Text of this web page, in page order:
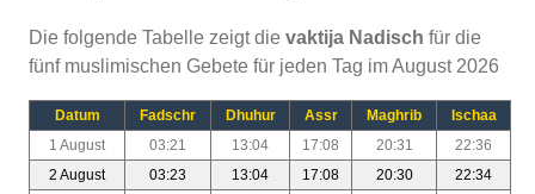
Die folgende Tabelle zeigt die vaktija Nadisch für die
fünf muslimischen Gebete für jeden Tag im August 2026
Datum Fadschr Dhuhur Assr Maghrib
Ischaa
1 August
03:21 13:04 17:08 20:31
22:36
2 August
03:23 13:04 17:08 20:30
22:34